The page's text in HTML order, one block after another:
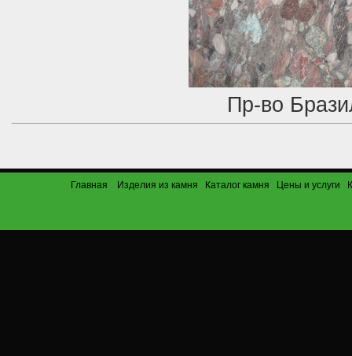
Пр-во
Цены и услуги
Каталог камня
Изделия из камня
Главная